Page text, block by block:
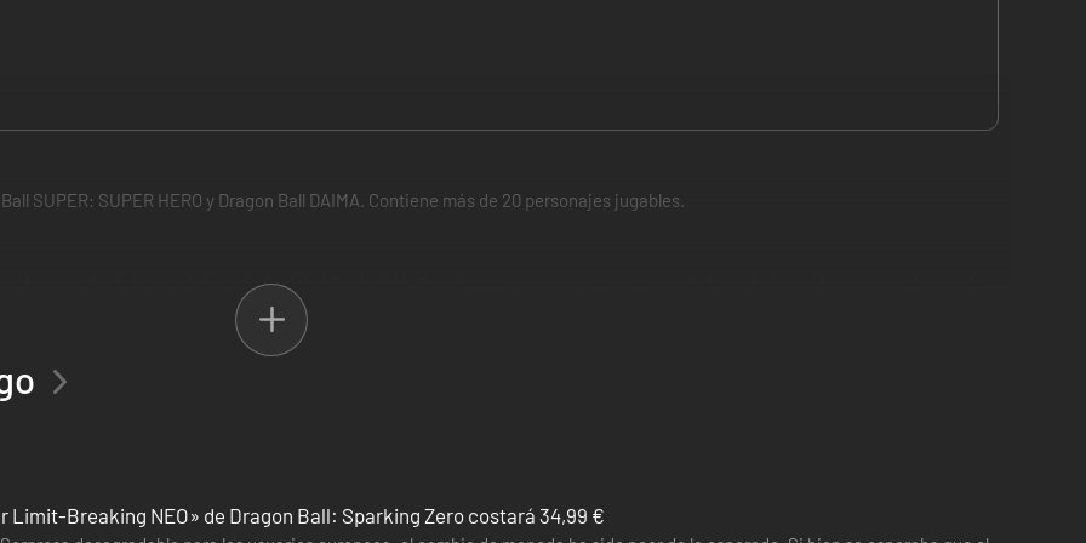
SUPER: SUPER HERO y Dragon Ball DAIMA. Contiene más de 20 personajes jugables.
estilo de juego de la serie Budokai Tenkaichi. Conviértete en un superguerrero y disfruta de los poderosos combates de
Dragon Ball Super, Dragon Ball GT y algunas películas de Dragon Ball, ¡todos incluidos en el juego base! Cada personaje tiene
han aparecido en Dragon Ball!
Limit-Breaking NEO» de Dragon Ball: Sparking Zero costará 34,99 €